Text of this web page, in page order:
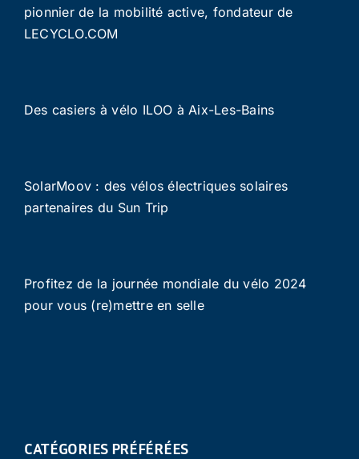
pionnier de la mobilité active, fondateur de
LECYCLO.COM
Des casiers à vélo ILOO à Aix-Les-Bains
SolarMoov : des vélos électriques solaires
partenaires du Sun Trip
Profitez de la journée mondiale du vélo 2024
pour vous (re)mettre en selle
CATÉGORIES PRÉFÉRÉES